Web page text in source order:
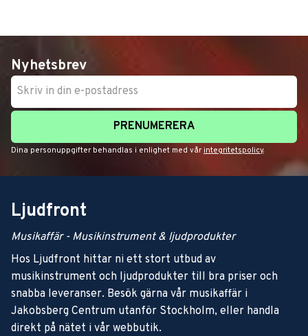
Nyhetsbrev
PRENUMERERA
Dina personuppgifter behandlas i enlighet med vår integritetspolicy.
Ljudfront
Musikaffär - Musikinstrument & ljudprodukter
Hos Ljudfront hittar ni ett stort utbud av
musikinstrument och ljudprodukter till bra priser och
snabba leveranser. Besök gärna vår musikaffär i
Jakobsberg Centrum utanför Stockholm, eller handla
direkt på nätet i vår webbutik.